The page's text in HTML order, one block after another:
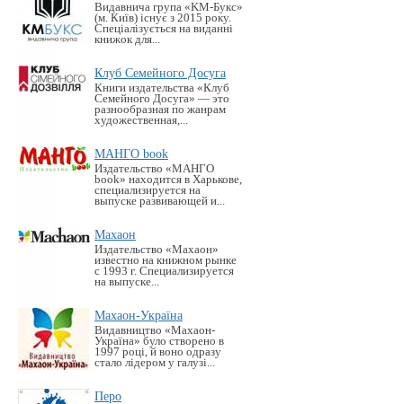
Видавнича група «KM-Букс»
(м. Київ) існує з 2015 року.
Спеціалізується на виданні
книжок для...
Клуб Семейного Досуга
Книги издательства «Клуб
Семейного Досуга» — это
разнообразная по жанрам
художественная,...
МАНГО book
Издательство «MАНГО
book» находится в Харькове,
специализируется на
выпуске развивающей и...
Махаон
Издательство «Махаон»
известно на книжном рынке
с 1993 г. Специализируется
на выпуске...
Махаон-Україна
Видавництво «Махаон-
Україна» було створено в
1997 році, й воно одразу
стало лідером у галузі...
Перо